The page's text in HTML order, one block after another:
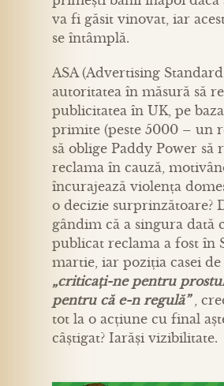
va fi găsit vinovat, iar
se întâmplă.
ASA (Advertising
autoritatea în măsură să
publicitatea în UK, pe
primite (peste 5000 – un
să oblige Paddy Power să
reclama în cauză,
încurajează violența
o decizie surprinzătoare?
gândim că a singura dată
publicat reclama a fost în
martie, iar poziția casei
„criticați-ne pentru
pentru că e-n regulă”,
tot la o acțiune cu final
câștigat? Iarăși vizibilitate.